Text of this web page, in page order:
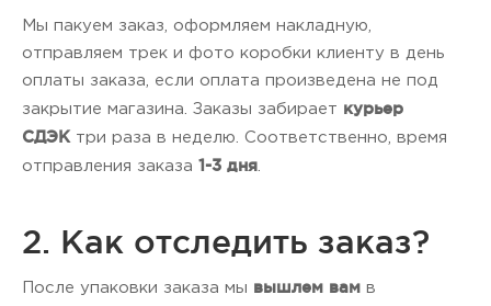
Мы пакуем заказ, оформляем накладную,
отправляем трек и фото коробки клиенту в день
оплаты заказа, если оплата произведена не под
закрытие магазина. Заказы забирает курьер
СДЭК три раза в неделю. Соответственно, время
отправления заказа 1-3 дня
2. Как отследить заказ?
После упаковки заказа мы вышлем вам в